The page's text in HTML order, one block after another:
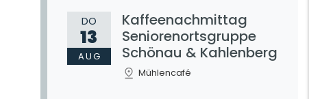
DO
13
AUG
Kaffeenachmittag
Seniorenortsgruppe
Schönau & Kahlenberg
Mühlencafé